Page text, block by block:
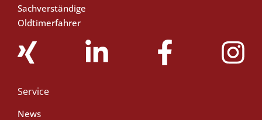
Sachverständige
Oldtimerfahrer
Service
News